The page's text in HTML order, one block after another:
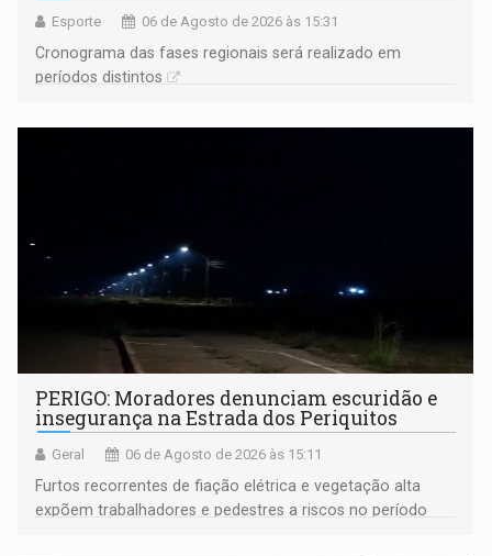
Esporte 06 de Agosto de 2026 às 15:31
Cronograma das fases regionais será realizado em
períodos distintos
PERIGO: Moradores denunciam escuridão e
insegurança na Estrada dos Periquitos
Geral 06 de Agosto de 2026 às 15:11
Furtos recorrentes de fiação elétrica e vegetação alta
expõem trabalhadores e pedestres a riscos no período